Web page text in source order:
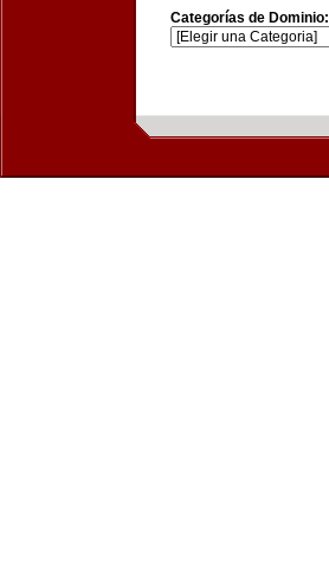
Categorías de Dominio: